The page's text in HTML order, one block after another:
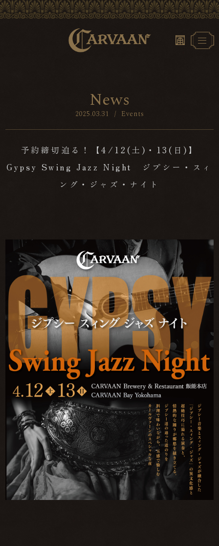
News
2025.03.31 / Events
予約締切迫る！【4/12(土)・13(日)】
Gypsy Swing Jazz Night ジプシー・スィ
ング・ジャズ・ナイト